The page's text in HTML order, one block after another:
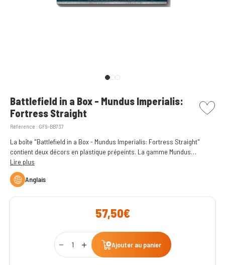
Battlefield in a Box - Mundus Imperialis:
Fortress Straight
Référence : GF9-BB737
picto
La boîte "Battlefield in a Box - Mundus Imperialis: Fortress Straight"
contient deux décors en plastique prépeints. La gamme Mundus
Imperialis est une gamme de terrains prépeints pour les jeux à l'échelle
6-10mm.
Lire plus
Anglais
57,50€
Qty
Ajouter au panier